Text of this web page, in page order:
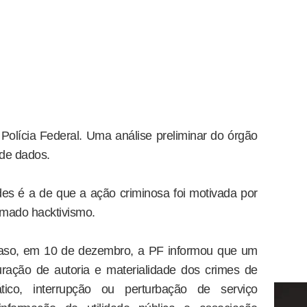
Federal. Uma análise preliminar do órgão
dados.
é a de que a ação criminosa foi motivada por
hacktivismo.
em 10 de dezembro, a PF informou que um
de autoria e materialidade dos crimes de
interrupção ou perturbação de serviço